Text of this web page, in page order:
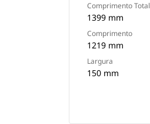
Comprimento Total
1399 mm
Comprimento
1219 mm
Largura
150 mm